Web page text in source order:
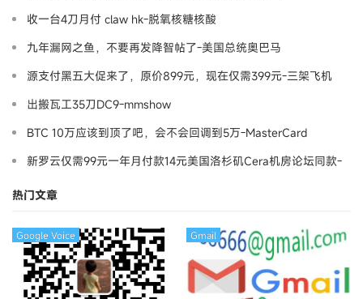
收一台4刀月付 claw hk-脱氧核糖核酸
九年漏网之鱼，不要再发降智帖了-美国总统奥巴马
源支付黑五大促来了，原价899元，现在仅需399元-三架飞机
出搬瓦工35刀DC9-mmshow
BTC 10万应该到顶了吧，会不会回调到5万-MasterCard
新罗云仅需99元一年月付款14元美国洛杉矶Cera机房论坛同款-
热门文章
Google Voice Gmail